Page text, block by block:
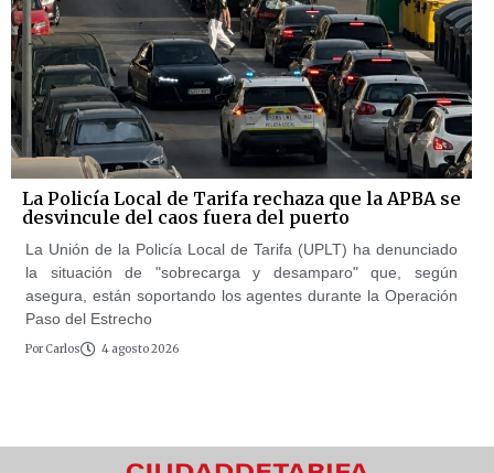
La Policía Local de Tarifa rechaza que la APBA se
desvincule del caos fuera del puerto
La Unión de la Policía Local de Tarifa (UPLT) ha denunciado
la situación de "sobrecarga y desamparo" que, según
asegura, están soportando los agentes durante la Operación
Paso del Estrecho
Por Carlos 4 agosto 2026